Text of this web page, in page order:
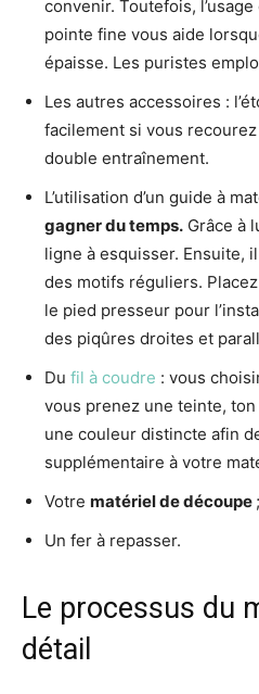
convenir. Toutefois, l’usage
pointe fine vous aide
épaisse. Les puristes
Les autres accessoires :
facilement si vous
double entraînement.
L’utilisation d’un guide à
gagner du temps. Grâce à
ligne à esquisser. Ensuite,
des motifs réguliers.
le pied presseur pour
des piqûres droites et
Du fil à coudre : vous
vous prenez une teinte,
une couleur distincte afin
supplémentaire à votre
Votre matériel de découpe ;
Un fer à repasser.
Le processus du
détail